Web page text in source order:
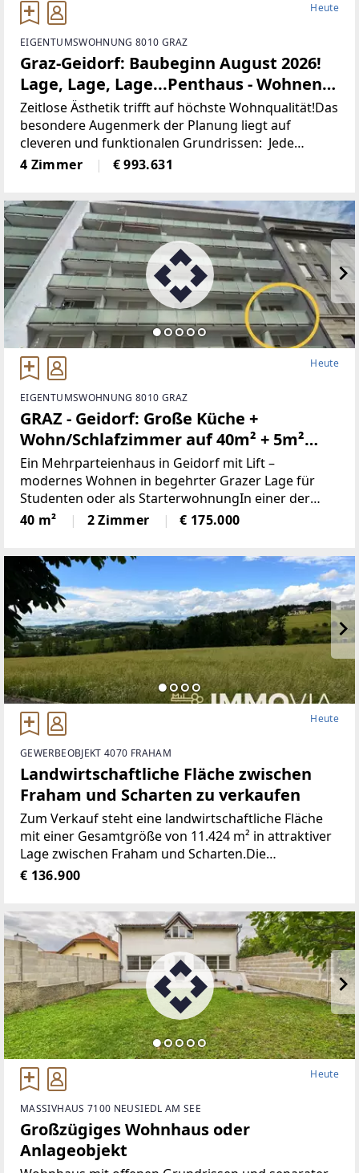
Heute
EIGENTUMSWOHNUNG 8010 GRAZ
Graz-Geidorf: Baubeginn August 2026!
Lage, Lage, Lage...Penthaus - Wohnen
mit Stil und Leichtigkeit – Erstbezug,
einzigartige Architektur & Honorarfrei
für Käufer: innen!
Zeitlose Ästhetik trifft auf höchste Wohnqualität!Das
besondere Augenmerk der Planung liegt auf
cleveren und funktionalen Grundrissen: Jede
Wohnung punktet mit offenen, hellen Wohn-Ess-
Bereichen, ruhigen Schlafzimmern, praktischen
4 Zimmer € 993.631
Heute
EIGENTUMSWOHNUNG 8010 GRAZ
GRAZ - Geidorf: Große Küche +
Wohn/Schlafzimmer auf 40m² + 5m²
Balkon, für Studenten oder Anleger
Ein Mehrparteienhaus in Geidorf mit Lift –
modernes Wohnen in begehrter Grazer Lage für
Studenten oder als StarterwohnungIn einer der
sehr guten Wohngegend von Graz präsentiert sich
dieses Mehrparteienhaus, das 80er Jahre-
40 m² 2 Zimmer € 175.000
Heute
GEWERBEOBJEKT 4070 FRAHAM
Landwirtschaftliche Fläche zwischen
Fraham und Scharten zu verkaufen
Zum Verkauf steht eine landwirtschaftliche Fläche
mit einer Gesamtgröße von 11.424 m² in attraktiver
Lage zwischen Fraham und Scharten.Die
Liegenschaft wurde ursprünglich als Ackerfläche
€ 136.900
Heute
MASSIVHAUS 7100 NEUSIEDL AM SEE
Großzügiges Wohnhaus oder
Anlageobjekt